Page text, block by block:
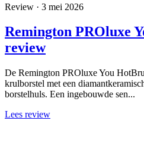
Review · 3 mei 2026
Remington PROluxe
review
De Remington PROluxe You
krulborstel met een
borstelhuls. Een ingebouwde sen...
Lees review